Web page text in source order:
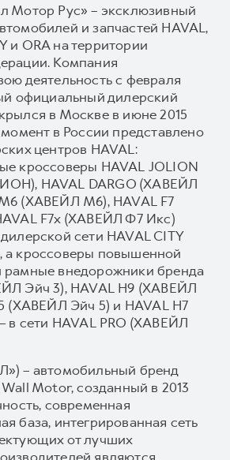
Мотор Рус» – эксклюзивный
и запчастей HAVAL,
и ORA на территории
Компания
деятельность с февраля
официальный дилерский
в Москве в июне 2015
в России представлено
центров HAVAL:
кроссоверы HAVAL JOLION
HAVAL DARGO (ХАВЕЙЛ
(ХАВЕЙЛ M6), HAVAL F7
F7x (ХАВЕЙЛ Ф7 Икс)
сети HAVAL CITY
кроссоверы повышенной
рамные внедорожники бренда
Эйч 3), HAVAL H9 (ХАВЕЙЛ
(ХАВЕЙЛ Эйч 5) и HAVAL H7
в сети HAVAL PRO (ХАВЕЙЛ
– автомобильный бренд
Motor, созданный в 2013
современная
база, интегрированная сеть
от лучших